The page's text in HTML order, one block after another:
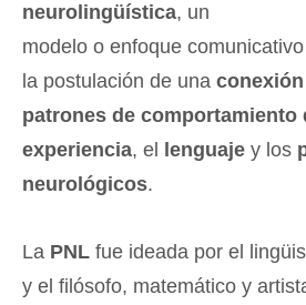
neurolingüística, un
modelo o enfoque
la postulación de una conexión
patrones de comportamiento
experiencia, el lenguaje y los
neurológicos.
La PNL fue ideada por el
y el filósofo, matemático y